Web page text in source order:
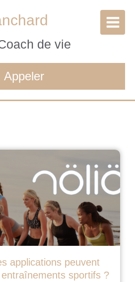
de vie
Appeler
applications peuvent
sportifs ?